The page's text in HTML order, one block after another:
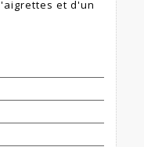
et d'un